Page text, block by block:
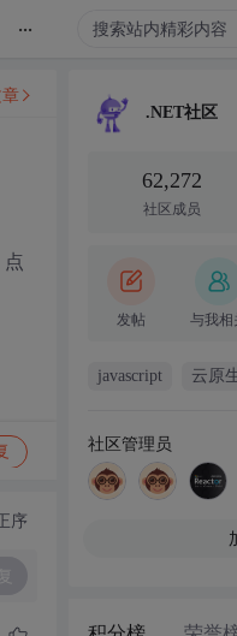
...
序
.NET社区
62,272
社区成员
发帖 与我相
javascript 云原
社区管理员